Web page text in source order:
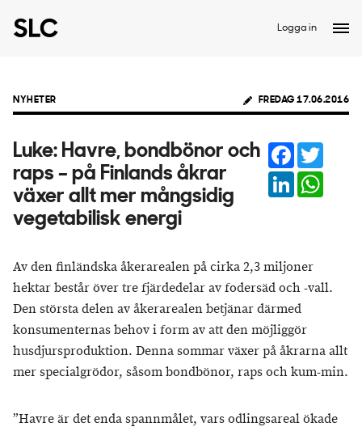
Logga in
NYHETER FREDAG 17.06.2016
Luke: Havre, bondbönor och
raps – på Finlands åkrar
växer allt mer mångsidig
vegetabilisk energi
Facebook
LinkedIn
Av den finländska åkerarealen på cirka 2,3 miljoner
hektar består över tre fjärdedelar av fodersäd och -vall.
Den största delen av åkerarealen betjänar därmed
konsumenternas behov i form av att den möjliggör
husdjursproduktion. Denna sommar växer på åkrarna allt
mer specialgrödor, såsom bondbönor, raps och kum-min.
”Havre är det enda spannmålet, vars odlingsareal ökade